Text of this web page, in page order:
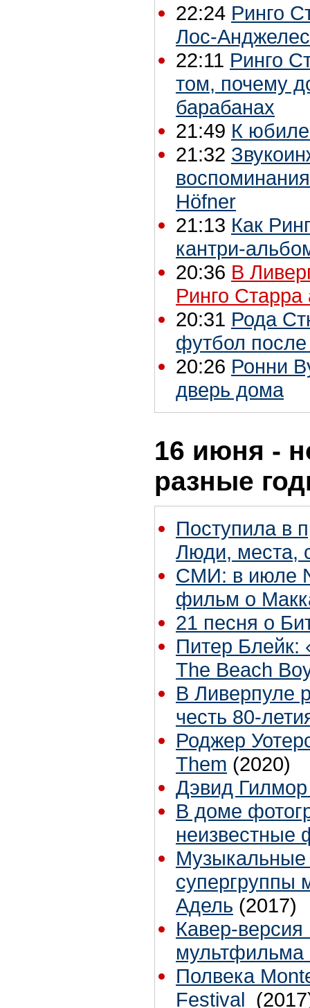
22:24 Ринго
Лос-
22:11 Ринго
том, почему
барабанах
21:49 К
21:32
Höfner
21:13 Как
кантри-
20:36 В
Ринго
20:31 Рода
футбол после
20:26 Ронни
дверь дома
16 июня -
разные
Поступила в
Люди, места,
СМИ: в июле
фильм о
21 песня о
Питер
The Beach
В Ливерпуле
честь 80-
Роджер
Them (2020)
Дэвид
В доме
неизвестные
Музыкальные
супергруппы
Адель (2017)
Кавер-
мультфильма
Полвека
Festival